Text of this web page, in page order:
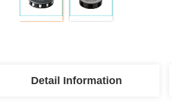
Detail Information